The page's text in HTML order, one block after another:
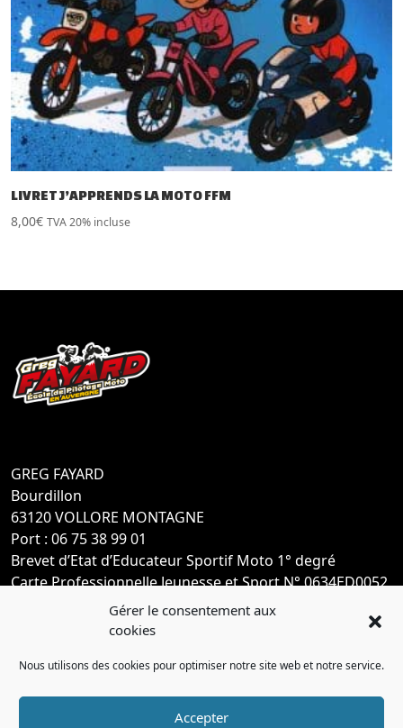
Gérer le consentement aux
cookies
Nous utilisons des cookies pour optimiser notre site web et notre service.
Accepter
LIVRET J’APPRENDS LA MOTO FFM
8,00€ TVA 20% incluse
GREG FAYARD
Bourdillon
63120 VOLLORE MONTAGNE
Port : 06 75 38 99 01
Brevet d’Etat d’Educateur Sportif Moto 1° degré
Carte Professionnelle Jeunesse et Sport N° 0634ED0052